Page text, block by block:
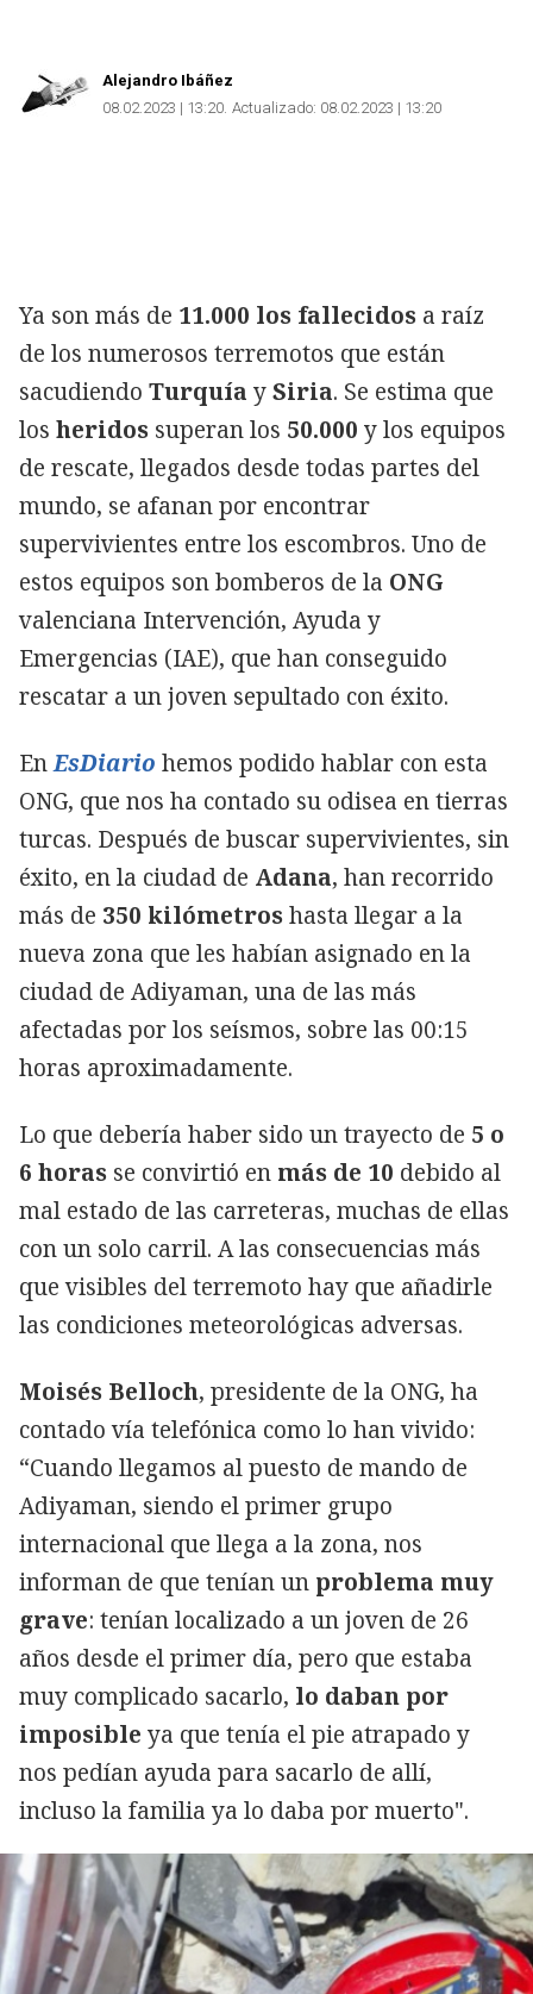
Alejandro Ibáñez
08.02.2023 | 13:20 Actualizado: 08.02.2023 | 13:20
Ya son más de 11.000 los fallecidos a raíz
de los numerosos terremotos que están
sacudiendo Turquía ySiria. Se estima que
los heridos superan los 50.000 y los equipos
de rescate, llegados desde todas partes del
mundo, se afanan por encontrar
supervivientes entre los escombros. Uno de
estos equipos son bomberos de la ONG
valenciana Intervención, Ayuda y
Emergencias (IAE), que han conseguido
rescatar a un joven sepultado con éxito.
EnEsDiario hemos podido hablar con esta
ONG, que nos ha contado su odisea en tierras
turcas. Después de buscar supervivientes, sin
éxito, en la ciudad de Adana, han recorrido
más de 350 kilómetroshasta llegar a la
nueva zona que les habían asignado en la
ciudad de Adiyaman, una de las más
afectadas por los seísmos, sobre las 00:15
horas aproximadamente.
Lo que debería haber sido un trayecto de 5 o
6 horas se convirtió en más de 10 debido al
mal estado de las carreteras, muchas de ellas
con un solo carril. A las consecuencias más
que visibles del terremoto hay que añadirle
las condiciones meteorológicas adversas.
Moisés Belloch, presidente de la ONG, ha
contado vía telefónica como lo han vivido:
“Cuando llegamos al puesto de mando de
Adiyaman, siendo el primer grupo
internacional que llega a la zona, nos
informan de que tenían un problema muy
grave: tenían localizado a un joven de 26
años desde el primer día, pero que estaba
muy complicado sacarlo, lo daban por
imposible ya que tenía el pie atrapado y
nos pedían ayuda para sacarlo de allí,
incluso la familia ya lo daba por muerto".